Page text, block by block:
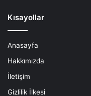
Kısayollar
Anasayfa
Hakkımızda
İletişim
Gizlilik İlkesi